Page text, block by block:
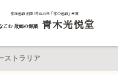
京都老舗 創業 明治25年「京の老舗」受賞
ごむ 故郷の銘菓 青木光悦堂
ストラリア